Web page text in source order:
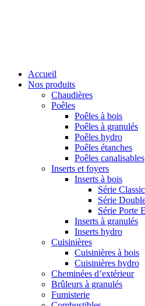
Accueil
Nos produits
Chaudières
Poêles
Poêles à bois
Poêles à granulés
Poêles hydro
Poêles étanches
Poêles canalisables
Inserts et foyers
Inserts à bois
Série Classic
Série
Série Porte
Inserts à granulés
Inserts hydro
Cuisinières
Cuisinières à bois
Cuisinières hydro
Cheminées d’extérieur
Brûleurs à granulés
Fumisterie